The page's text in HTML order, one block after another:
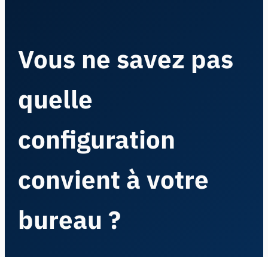
Vous ne savez pas
quelle
configuration
convient à votre
bureau ?